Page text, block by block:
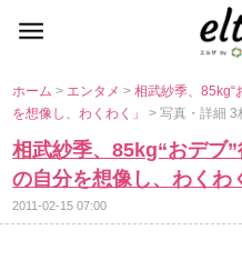
ホーム> エンタメ>相武紗季、85kg“
を想像し、わくわく」> 写真・詳細 3
相武紗季、85kg“おデブ
の自分を想像し、わくわ
2011-02-15 07:00